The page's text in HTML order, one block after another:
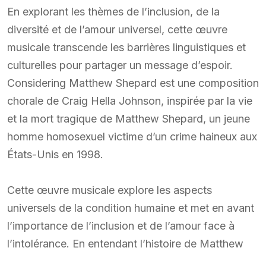
En explorant les thèmes de l’inclusion, de la
diversité et de l’amour universel, cette œuvre
musicale transcende les barrières linguistiques et
culturelles pour partager un message d’espoir.
Considering Matthew Shepard est une composition
chorale de Craig Hella Johnson, inspirée par la vie
et la mort tragique de Matthew Shepard, un jeune
homme homosexuel victime d’un crime haineux aux
États-Unis en 1998.
Cette œuvre musicale explore les aspects
universels de la condition humaine et met en avant
l’importance de l’inclusion et de l’amour face à
l’intolérance. En entendant l’histoire de Matthew